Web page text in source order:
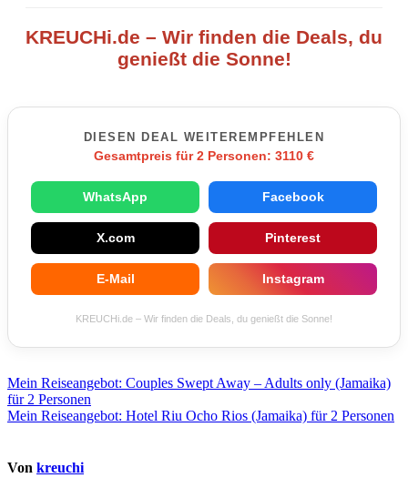
KREUCHi.de – Wir finden die Deals, du
genießt die Sonne!
DIESEN DEAL WEITEREMPFEHLEN
Gesamtpreis für 2 Personen: 3110 €
WhatsApp Facebook
X.com Pinterest
E-Mail Instagram
KREUCHi.de – Wir finden die Deals, du genießt die Sonne!
Beitragsnavigation
Mein Reiseangebot: Couples Swept Away – Adults only (Jamaika)
für 2 Personen
Mein Reiseangebot: Hotel Riu Ocho Rios (Jamaika) für 2 Personen
Von kreuchi